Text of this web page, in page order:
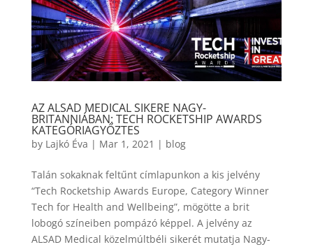
AZ ALSAD MEDICAL SIKERE NAGY-
BRITANNIÁBAN: TECH ROCKETSHIP AWARDS
KATEGÓRIAGYŐZTES
by Lajkó Éva | Mar 1, 2021 | blog
Talán sokaknak feltűnt címlapunkon a kis jelvény
“Tech Rocketship Awards Europe, Category Winner
Tech for Health and Wellbeing”, mögötte a brit
lobogó színeiben pompázó képpel. A jelvény az
ALSAD Medical közelmúltbéli sikerét mutatja Nagy-